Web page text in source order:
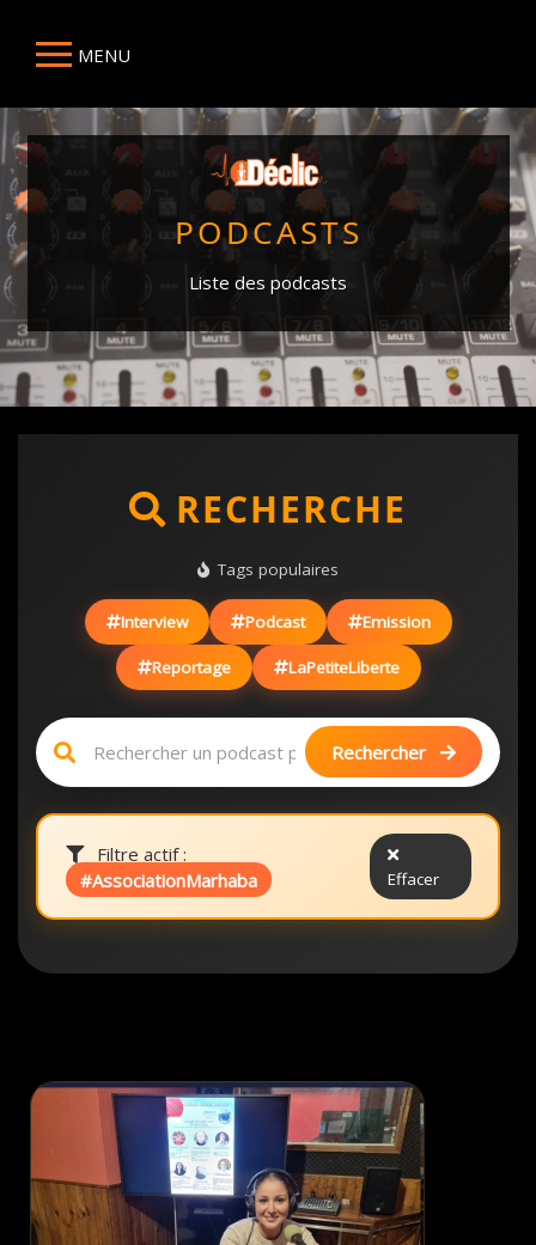
MENU
PODCASTS
Liste des podcasts
RECHERCHE
Tags populaires
Interview Podcast Emission
Reportage LaPetiteLiberte
Rechercher
Filtre actif :
#AssociationMarhaba
Effacer